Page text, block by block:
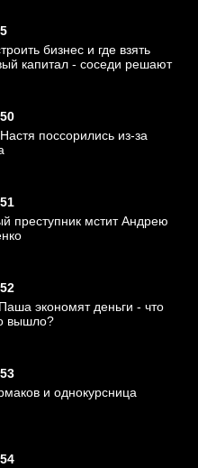
5
бизнес и где взять
капитал - соседи решают
50
поссорились из-за
51
преступник мстит Андрею
52
экономят деньги - что
вышло?
53
и однокурсница
54